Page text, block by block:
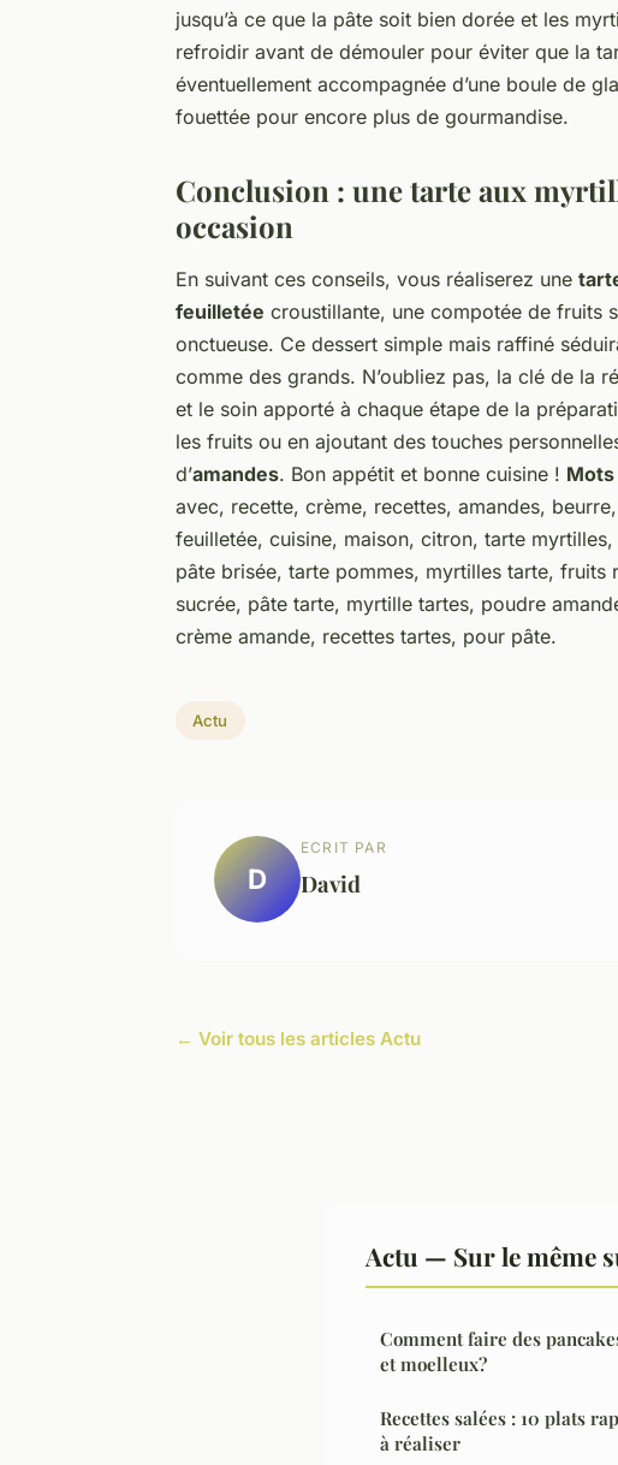
jusqu’à ce que la pâte soit bien dorée et les
refroidir avant de démouler pour éviter que la
éventuellement accompagnée d’une boule de
fouettée pour encore plus de gourmandise.
Conclusion : une tarte aux
occasion
En suivant ces conseils, vous réaliserez une
feuilletée croustillante, une compotée de fruits
onctueuse. Ce dessert simple mais raffiné
comme des grands. N’oubliez pas, la clé de la
et le soin apporté à chaque étape de la
les fruits ou en ajoutant des touches
d’amandes. Bon appétit et bonne cuisine !
avec, recette, crème, recettes, amandes,
feuilletée, cuisine, maison, citron, tarte
pâte brisée, tarte pommes, myrtilles tarte,
sucrée, pâte tarte, myrtille tartes, poudre
crème amande, recettes tartes, pour pâte.
Actu
D
ECRIT PAR
David
← Voir tous les articles Actu
Actu — Sur le même
Comment faire des
et moelleux?
Recettes salées : 10 plats
à réaliser